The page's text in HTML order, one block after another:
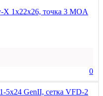
X 1x22x26, точка 3 МOA
0